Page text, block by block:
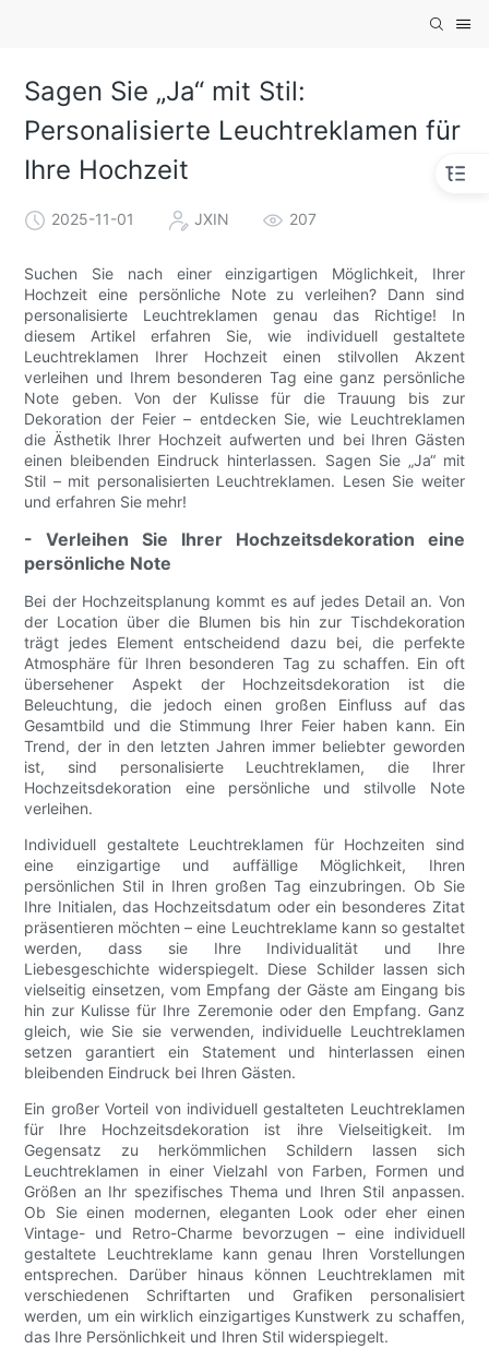
Sagen Sie „Ja“ mit Stil:
Personalisierte Leuchtreklamen für
Ihre Hochzeit
2025-11-01 JXIN 207
Suchen Sie nach einer einzigartigen Möglichkeit, Ihrer
Hochzeit eine persönliche Note zu verleihen? Dann sind
personalisierte Leuchtreklamen genau das Richtige! In
diesem Artikel erfahren Sie, wie individuell gestaltete
Leuchtreklamen Ihrer Hochzeit einen stilvollen Akzent
verleihen und Ihrem besonderen Tag eine ganz persönliche
Note geben. Von der Kulisse für die Trauung bis zur
Dekoration der Feier – entdecken Sie, wie Leuchtreklamen
die Ästhetik Ihrer Hochzeit aufwerten und bei Ihren Gästen
einen bleibenden Eindruck hinterlassen. Sagen Sie „Ja“ mit
Stil – mit personalisierten Leuchtreklamen. Lesen Sie weiter
und erfahren Sie mehr!
- Verleihen Sie Ihrer Hochzeitsdekoration eine
persönliche Note
Bei der Hochzeitsplanung kommt es auf jedes Detail an. Von
der Location über die Blumen bis hin zur Tischdekoration
trägt jedes Element entscheidend dazu bei, die perfekte
Atmosphäre für Ihren besonderen Tag zu schaffen. Ein oft
übersehener Aspekt der Hochzeitsdekoration ist die
Beleuchtung, die jedoch einen großen Einfluss auf das
Gesamtbild und die Stimmung Ihrer Feier haben kann. Ein
Trend, der in den letzten Jahren immer beliebter geworden
ist, sind personalisierte Leuchtreklamen, die Ihrer
Hochzeitsdekoration eine persönliche und stilvolle Note
verleihen.
Individuell gestaltete Leuchtreklamen für Hochzeiten sind
eine einzigartige und auffällige Möglichkeit, Ihren
persönlichen Stil in Ihren großen Tag einzubringen. Ob Sie
Ihre Initialen, das Hochzeitsdatum oder ein besonderes Zitat
präsentieren möchten – eine Leuchtreklame kann so gestaltet
werden, dass sie Ihre Individualität und Ihre
Liebesgeschichte widerspiegelt. Diese Schilder lassen sich
vielseitig einsetzen, vom Empfang der Gäste am Eingang bis
hin zur Kulisse für Ihre Zeremonie oder den Empfang. Ganz
gleich, wie Sie sie verwenden, individuelle Leuchtreklamen
setzen garantiert ein Statement und hinterlassen einen
bleibenden Eindruck bei Ihren Gästen.
Ein großer Vorteil von individuell gestalteten Leuchtreklamen
für Ihre Hochzeitsdekoration ist ihre Vielseitigkeit. Im
Gegensatz zu herkömmlichen Schildern lassen sich
Leuchtreklamen in einer Vielzahl von Farben, Formen und
Größen an Ihr spezifisches Thema und Ihren Stil anpassen.
Ob Sie einen modernen, eleganten Look oder eher einen
Vintage- und Retro-Charme bevorzugen – eine individuell
gestaltete Leuchtreklame kann genau Ihren Vorstellungen
entsprechen. Darüber hinaus können Leuchtreklamen mit
verschiedenen Schriftarten und Grafiken personalisiert
werden, um ein wirklich einzigartiges Kunstwerk zu schaffen,
das Ihre Persönlichkeit und Ihren Stil widerspiegelt.